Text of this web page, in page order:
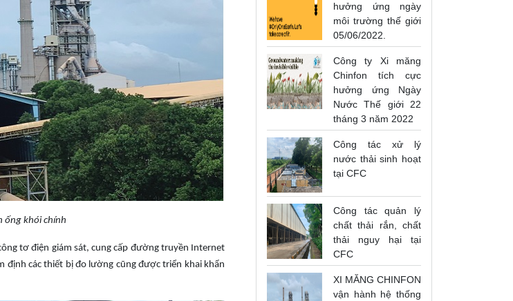
ống khói chính
tơ điện giám sát, cung cấp đường truyền Internet
định các thiết bị đo lường cũng được triển khai khẩn
hưởng ứng ngày
môi trường thế giới
05/06/2022.
Công ty Xi măng
Chinfon tích cực
hưởng ứng Ngày
Nước Thế giới 22
tháng 3 năm 2022
Công tác xử lý
nước thải sinh hoạt
tại CFC
Công tác quản lý
chất thải rắn, chất
thải nguy hại tại
CFC
XI MĂNG CHINFON
vận hành hệ thống